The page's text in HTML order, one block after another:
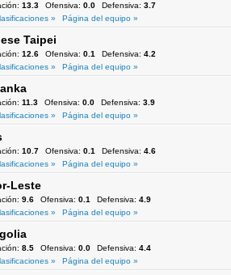
13.3 Ofensiva: 0.0 Defensiva: 3.7
»
Página del equipo »
Taipei
12.6 Ofensiva: 0.1 Defensiva: 4.2
»
Página del equipo »
11.3 Ofensiva: 0.0 Defensiva: 3.9
»
Página del equipo »
10.7 Ofensiva: 0.1 Defensiva: 4.6
»
Página del equipo »
Leste
9.6 Ofensiva: 0.1 Defensiva: 4.9
»
Página del equipo »
8.5 Ofensiva: 0.0 Defensiva: 4.4
»
Página del equipo »